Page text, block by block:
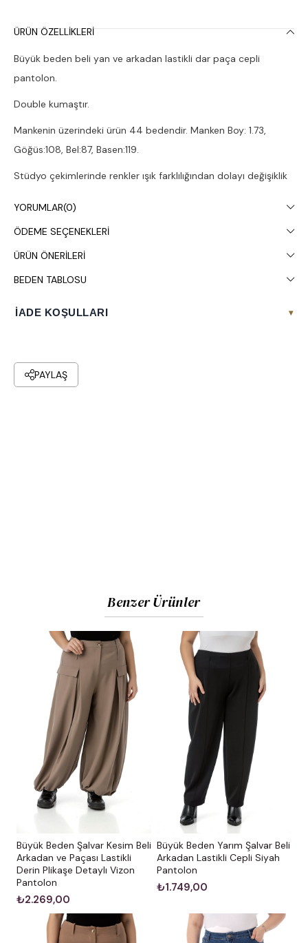
ÜRÜN ÖZELLIKLERI
Büyük beden beli yan ve arkadan lastikli dar paça cepli
pantolon.
Double kumaştır.
Mankenin üzerindeki ürün 44 bedendir. Manken Boy: 1.73,
Göğüs:108, Bel:87, Basen:119.
Stüdyo çekimlerinde renkler ışık farklılığından dolayı değişiklik
YORUMLAR(0)
ÖDEME SEÇENEKLERI
ÜRÜN ÖNERILERI
BEDEN TABLOSU
İADE KOŞULLARI ▾
PAYLAŞ
Benzer Ürünler
Büyük Beden Şalvar Kesim Beli
Arkadan ve Paçası Lastikli
Derin Plikaşe Detaylı Vizon
Pantolon
₺2.269,00
Büyük Beden Yarım Şalvar Beli
Arkadan Lastikli Cepli Siyah
Pantolon
₺1.749,00